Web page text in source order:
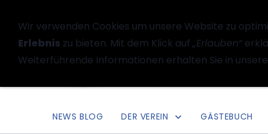
NEWS BLOG DER VEREIN GÄSTEBUCH
Wir verwenden Cookies um unsere Website zu
Erlebnis zu bieten. Mit dem Klick auf „Erlauben“
Weiterführende Informationen erhalten Sie in